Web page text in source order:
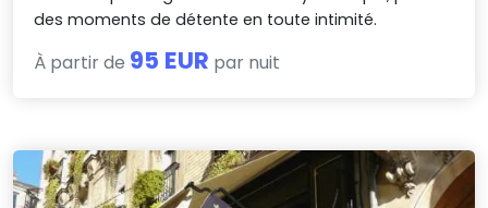
des moments de détente en toute intimité.
À partir de 95 EUR par nuit